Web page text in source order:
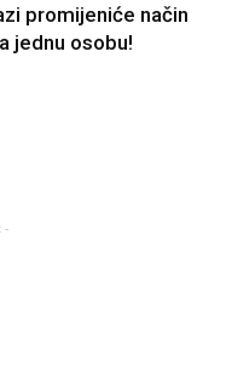
promijeniće način
jednu osobu!
-